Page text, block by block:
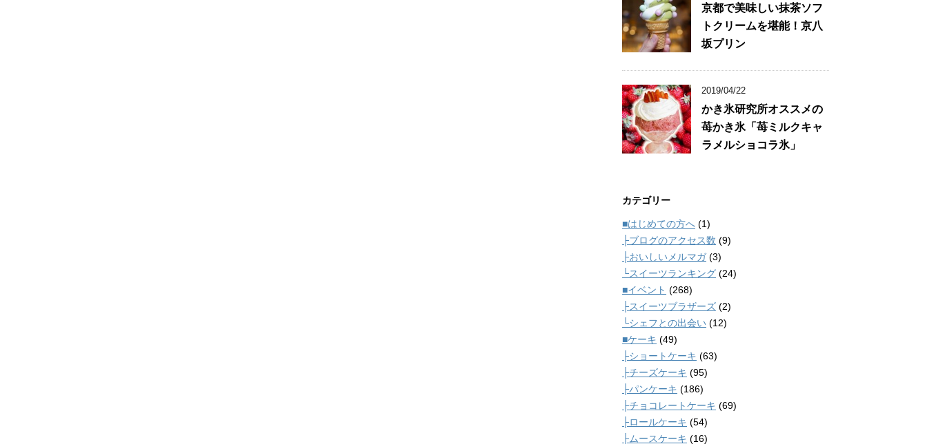
京都で美味しい抹茶ソフ
トクリームを堪能！京八
坂プリン
2019/04/22
かき氷研究所オススメの
苺かき氷「苺ミルクキャ
ラメルショコラ氷」
カテゴリー
■はじめての方へ (1)
├ブログのアクセス数 (9)
├おいしいメルマガ(3)
└スイーツランキング (24)
■イベント (268)
├スイーツブラザーズ (2)
└シェフとの出会い (12)
■ケーキ (49)
├ショートケーキ (63)
├チーズケーキ (95)
├パンケーキ (186)
├チョコレートケーキ (69)
├ロールケーキ (54)
├ムースケーキ (16)